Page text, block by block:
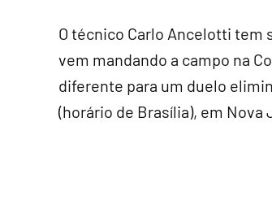
O técnico Carlo Ancelotti tem
vem mandando a campo na
diferente para um duelo
(horário de Brasília), em Nova